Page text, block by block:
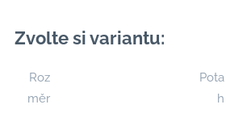
Zvolte si variantu:
Roz
měr
Pota
h